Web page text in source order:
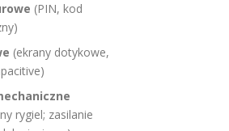
(PIN, kod
(ekrany dotykowe,
rygiel; zasilanie